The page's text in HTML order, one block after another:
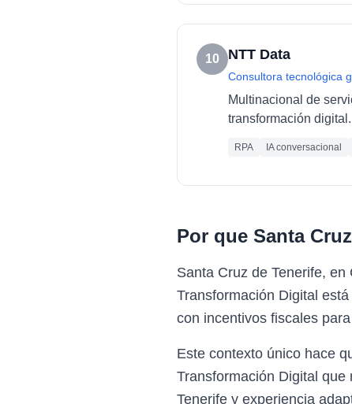
10 NTT Data
Consultora tecnológica
Multinacional de
transformación digital.
RPA IA conversacional
Por que Santa
Santa Cruz de Tenerife,
Transformación Digital
con incentivos fiscales
Este contexto único hace
Transformación Digital
Tenerife y experiencia